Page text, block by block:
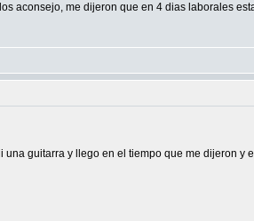
aconsejo, me dijeron que en 4 dias laborales
guitarra y llego en el tiempo que me dijeron y